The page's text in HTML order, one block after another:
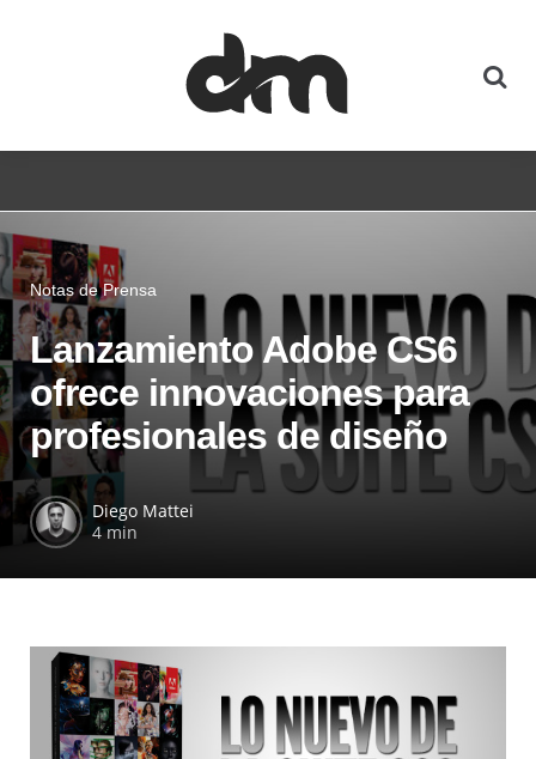
Notas de Prensa
Lanzamiento Adobe CS6
ofrece innovaciones para
profesionales de diseño
Diego Mattei
4 min